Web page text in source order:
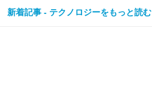
新着記事 - テクノロジーをもっと読む